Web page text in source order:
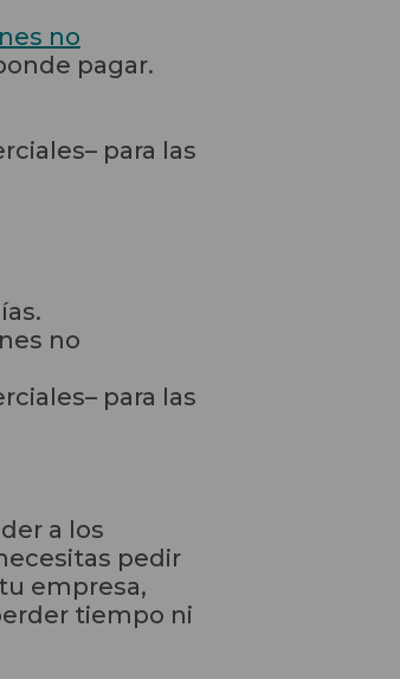
no
pagar.
para las
no
para las
a los
pedir
empresa,
tiempo ni